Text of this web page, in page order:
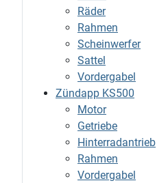
Räder
Rahmen
Scheinwerfer
Sattel
Vordergabel
Zündapp KS500
Motor
Getriebe
Hinterradantrieb
Rahmen
Vordergabel